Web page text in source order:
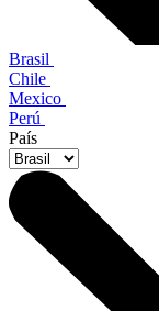
Brasil
Chile
Mexico
Perú
País